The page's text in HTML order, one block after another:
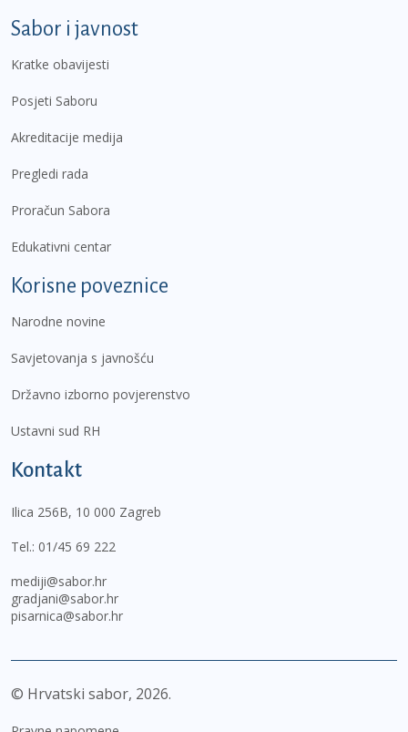
Sabor i javnost
Kratke obavijesti
Posjeti Saboru
Akreditacije medija
Pregledi rada
Proračun Sabora
Edukativni centar
Korisne poveznice
Narodne novine
Savjetovanja s javnošću
Državno izborno povjerenstvo
Ustavni sud RH
Kontakt
Ilica 256B, 10 000 Zagreb
Tel.: 01/45 69 222
mediji@sabor.hr
gradjani@sabor.hr
pisarnica@sabor.hr
© Hrvatski sabor, 2026